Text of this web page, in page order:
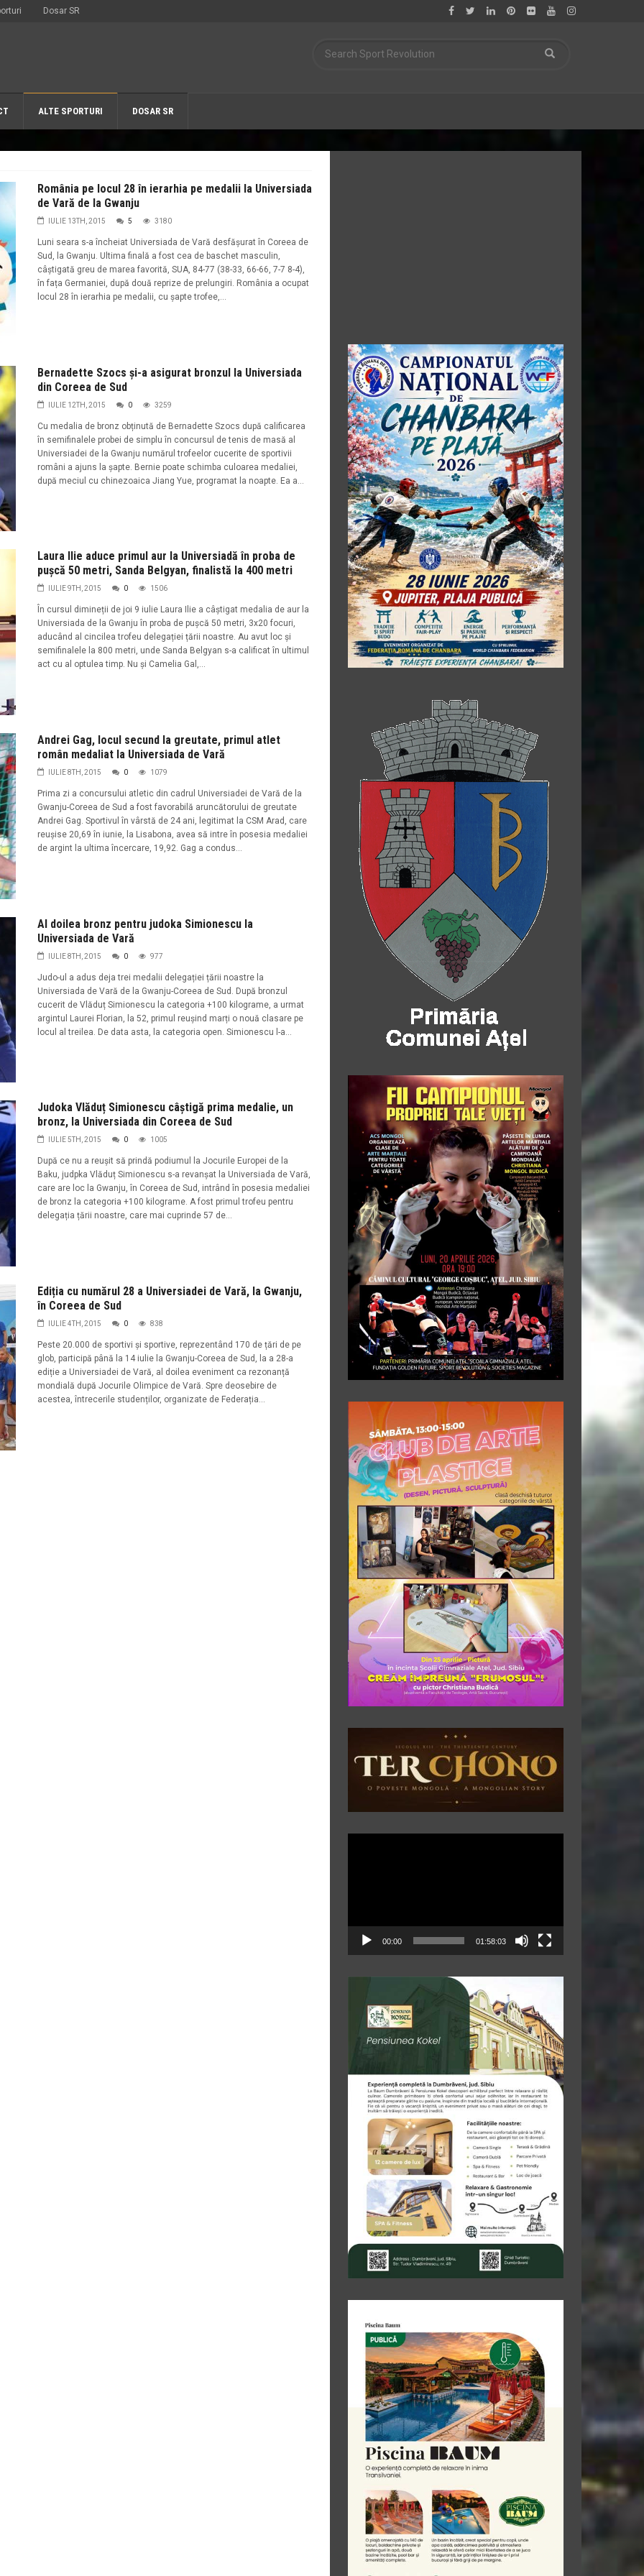
Dosar SR
ALTE SPORTURI DOSAR SR
România pe locul 28 în ierarhia pe medalii la Universiada
de Vară de la Gwanju
IULIE 13TH, 2015 5 3180
Luni seara s-a încheiat Universiada de Vară desfășurat în Coreea de
Sud, la Gwanju. Ultima finală a fost cea de baschet masculin,
câștigată greu de marea favorită, SUA, 84-77 (38-33, 66-66, 7-7 8-4),
în fața Germaniei, după două reprize de prelungiri. România a ocupat
locul 28 în ierarhia pe medalii, cu șapte trofee,...
Bernadette Szocs și-a asigurat bronzul la Universiada
din Coreea de Sud
IULIE 12TH, 2015 0 3259
Cu medalia de bronz obținută de Bernadette Szocs după calificarea
în semifinalele probei de simplu în concursul de tenis de masă al
Universiadei de la Gwanju numărul trofeelor cucerite de sportivii
români a ajuns la șapte. Bernie poate schimba culoarea medaliei,
după meciul cu chinezoaica Jiang Yue, programat la noapte. Ea a...
Laura Ilie aduce primul aur la Universiadă în proba de
pușcă 50 metri, Sanda Belgyan, finalistă la 400 metri
IULIE 9TH, 2015 0 1506
În cursul dimineții de joi 9 iulie Laura Ilie a câștigat medalia de aur la
Universiada de la Gwanju în proba de pușcă 50 metri, 3x20 focuri,
aducând al cincilea trofeu delegației țării noastre. Au avut loc și
semifinalele la 800 metri, unde Sanda Belgyan s-a calificat în ultimul
act cu al optulea timp. Nu și Camelia Gal,...
Andrei Gag, locul secund la greutate, primul atlet
român medaliat la Universiada de Vară
IULIE 8TH, 2015 0 1079
Prima zi a concursului atletic din cadrul Universiadei de Vară de la
Gwanju-Coreea de Sud a fost favorabilă aruncătorului de greutate
Andrei Gag. Sportivul în vârstă de 24 ani, legitimat la CSM Arad, care
reușise 20,69 în iunie, la Lisabona, avea să intre în posesia medaliei
de argint la ultima încercare, 19,92. Gag a condus...
Al doilea bronz pentru judoka Simionescu la
Universiada de Vară
IULIE 8TH, 2015 0 977
Judo-ul a adus deja trei medalii delegației țării noastre la
Universiada de Vară de la Gwanju-Coreea de Sud. După bronzul
cucerit de Vlăduț Simionescu la categoria +100 kilograme, a urmat
argintul Laurei Florian, la 52, primul reușind marți o nouă clasare pe
locul al treilea. De data asta, la categoria open. Simionescu l-a...
Judoka Vlăduț Simionescu câștigă prima medalie, un
bronz, la Universiada din Coreea de Sud
IULIE 5TH, 2015 0 1005
După ce nu a reușit să prindă podiumul la Jocurile Europei de la
Baku, judpka Vlăduț Simionescu s-a revanșat la Universiada de Vară,
care are loc la Gwanju, în Coreea de Sud, intrând în posesia medaliei
de bronz la categoria +100 kilograme. A fost primul trofeu pentru
delegația țării noastre, care mai cuprinde 57 de...
Ediția cu numărul 28 a Universiadei de Vară, la Gwanju,
în Coreea de Sud
IULIE 4TH, 2015 0 838
Peste 20.000 de sportivi și sportive, reprezentând 170 de țări de pe
glob, participă până la 14 iulie la Gwanju-Coreea de Sud, la a 28-a
ediție a Universiadei de Vară, al doilea eveniment ca rezonanță
mondială după Jocurile Olimpice de Vară. Spre deosebire de
acestea, întrecerile studenților, organizate de Federația...
00:00 01:58:03